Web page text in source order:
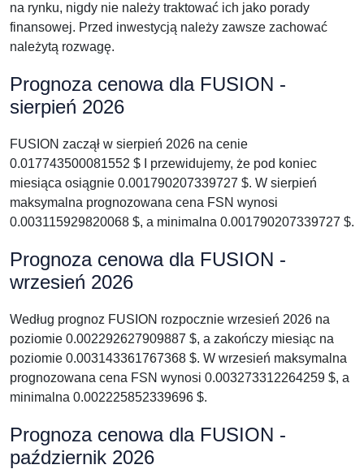
na rynku, nigdy nie należy traktować ich jako porady
finansowej. Przed inwestycją należy zawsze zachować
należytą rozwagę.
Prognoza cenowa dla FUSION -
sierpień 2026
FUSION zaczął w sierpień 2026 na cenie
0.017743500081552 $ I przewidujemy, że pod koniec
miesiąca osiągnie 0.001790207339727 $. W sierpień
maksymalna prognozowana cena FSN wynosi
0.003115929820068 $, a minimalna 0.001790207339727 $.
Prognoza cenowa dla FUSION -
wrzesień 2026
Według prognoz FUSION rozpocznie wrzesień 2026 na
poziomie 0.002292627909887 $, a zakończy miesiąc na
poziomie 0.003143361767368 $. W wrzesień maksymalna
prognozowana cena FSN wynosi 0.003273312264259 $, a
minimalna 0.002225852339696 $.
Prognoza cenowa dla FUSION -
październik 2026